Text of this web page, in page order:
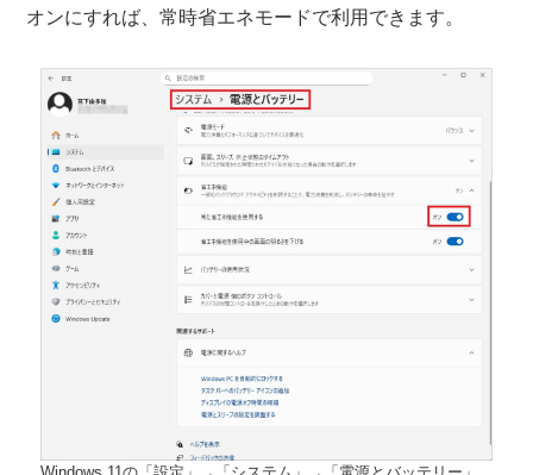
オンにすれば、常時省エネモードで利用できます。